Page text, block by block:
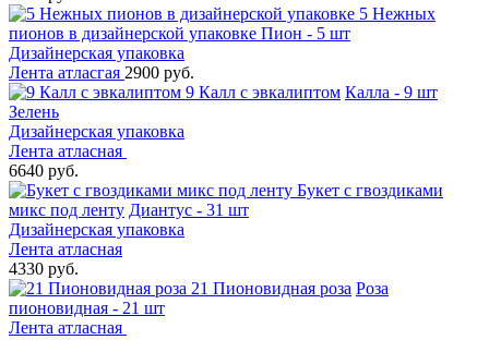
5 Нежных
пионов в дизайнерской упаковке Пион - 5 шт
Дизайнерская упаковка
Лента атласгая 2900 руб.
9 Калл с эвкалиптом Калла - 9 шт
Зелень
Дизайнерская упаковка
Лента атласная
6640 руб.
Букет с гвоздиками
микс под ленту Диантус - 31 шт
Дизайнерская упаковка
Лента атласная
4330 руб.
21 Пионовидная роза Роза
пионовидная - 21 шт
Лента атласная